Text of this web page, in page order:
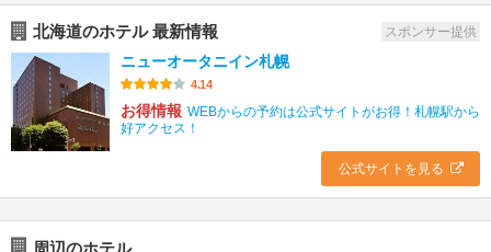
北海道のホテル 最新情報 スポンサー提供
ニューオータニイン札幌
4.14
お得情報 WEBからの予約は公式サイトがお得！札幌駅から
好アクセス！
公式サイトを見る
周辺のホテル